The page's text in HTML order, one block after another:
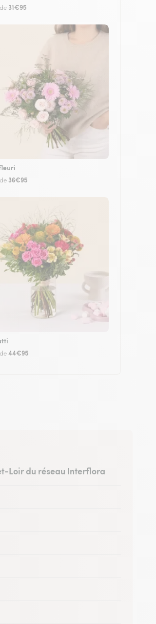
31€95
36€95
44€95
Loir du réseau Interflora